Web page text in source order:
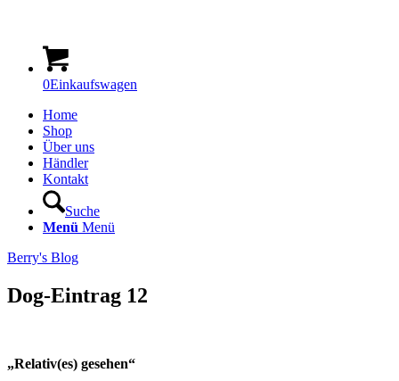
0Einkaufswagen
Home
Shop
Über uns
Händler
Kontakt
Suche
Menü Menü
Berry's Blog
Dog-Eintrag 12
„Relativ(es) gesehen“